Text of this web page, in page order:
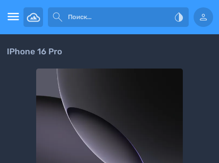
   
IPhone 16 Pro